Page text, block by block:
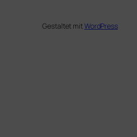
Gestaltet mitWordPress